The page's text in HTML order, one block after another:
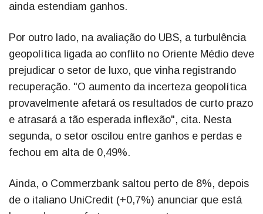
ainda estendiam ganhos.
Por outro lado, na avaliação do UBS, a turbulência
geopolítica ligada ao conflito no Oriente Médio deve
prejudicar o setor de luxo, que vinha registrando
recuperação. "O aumento da incerteza geopolítica
provavelmente afetará os resultados de curto prazo
e atrasará a tão esperada inflexão", cita. Nesta
segunda, o setor oscilou entre ganhos e perdas e
fechou em alta de 0,49%.
Ainda, o Commerzbank saltou perto de 8%, depois
de o italiano UniCredit (+0,7%) anunciar que está